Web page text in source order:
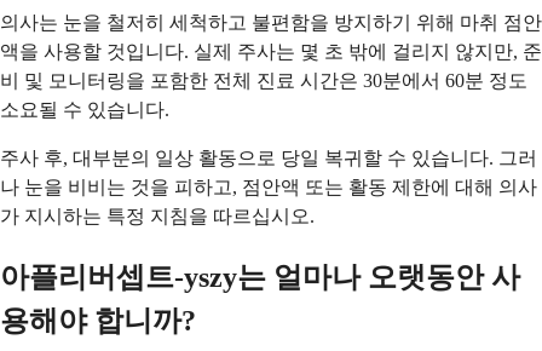
의사는 눈을 철저히 세척하고 불편함을 방지하기 위해 마취 점안
액을 사용할 것입니다. 실제 주사는 몇 초 밖에 걸리지 않지만, 준
비 및 모니터링을 포함한 전체 진료 시간은 30분에서 60분 정도
소요될 수 있습니다.
주사 후, 대부분의 일상 활동으로 당일 복귀할 수 있습니다. 그러
나 눈을 비비는 것을 피하고, 점안액 또는 활동 제한에 대해 의사
가 지시하는 특정 지침을 따르십시오.
아플리버셉트-yszy는 얼마나 오랫동안 사
용해야 합니까?